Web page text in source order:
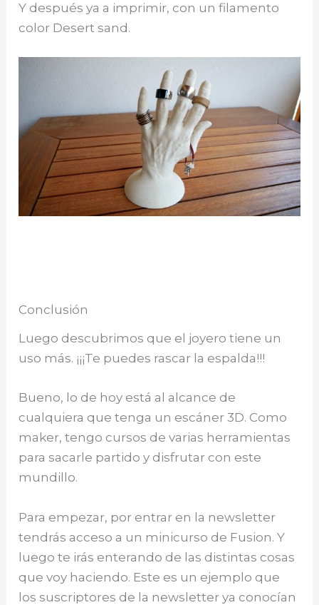
Y después ya a imprimir, con un filamento
color Desert sand.
Conclusión
Luego descubrimos que el joyero tiene un
uso más. ¡¡¡Te puedes rascar la espalda!!!
Bueno, lo de hoy está al alcance de
cualquiera que tenga un escáner 3D. Como
maker, tengo cursos de varias herramientas
para sacarle partido y disfrutar con este
mundillo.
Para empezar, por entrar en la newsletter
tendrás acceso a un minicurso de Fusion. Y
luego te irás enterando de las distintas cosas
que voy haciendo. Este es un ejemplo que
los suscriptores de la newsletter ya conocían